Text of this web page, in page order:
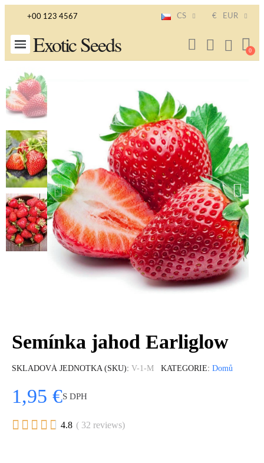
+00 123 4567 CS € EUR
Exotic Seeds
Semínka jahod Earliglow
SKLADOVÁ JEDNOTKA (SKU) V-1-M KATEGORIE Domů
1,95 €S DPH
     4.8 ( 32 reviews)